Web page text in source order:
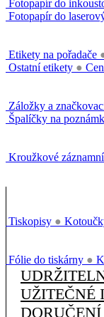
Fotopapír do
Fotopapír do
Etikety na pořadače
Ostatní etikety ●
Záložky a
Špalíčky na
Kroužkové
Tiskopisy ●
Fólie do tiskárny ●
UŽITEČNÉ